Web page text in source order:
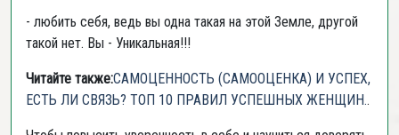
- любить себя, ведь вы одна такая на этой Земле, другой
такой нет. Вы - Уникальная!!!
Читайте также:САМОЦЕННОСТЬ (САМООЦЕНКА) И УСПЕХ,
ЕСТЬ ЛИ СВЯЗЬ? ТОП 10 ПРАВИЛ УСПЕШНЫХ ЖЕНЩИН..